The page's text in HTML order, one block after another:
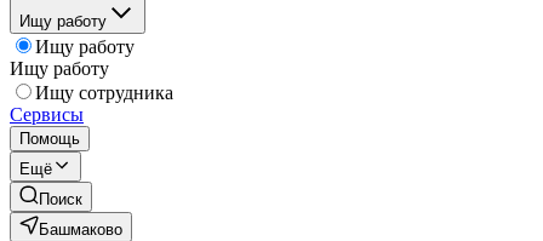
Ищу работу
Ищу работу
Ищу работу
Ищу сотрудника
Сервисы
Помощь
Ещё
Поиск
Башмаково